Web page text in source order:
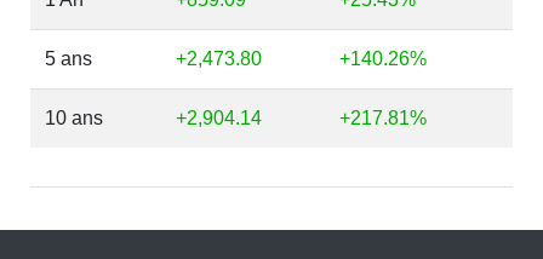
5 ans +2,473.80 +140.26%
10 ans +2,904.14 +217.81%